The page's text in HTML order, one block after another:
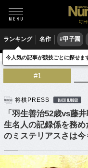
毎
ランキング 名作 #甲子園
ゲーム 将棋
#1
将棋PRESS BACK NUMBER
「羽生善治52歳vs藤
生名人の記録係を務
のミステリアスさは今
今人気の記事が競技ごとに探せま